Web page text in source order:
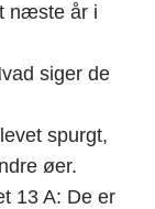
næste år i
siger de
spurgt,
øer.
13 A: De er